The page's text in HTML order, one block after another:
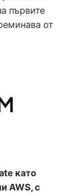
първите
от
като
AWS, с